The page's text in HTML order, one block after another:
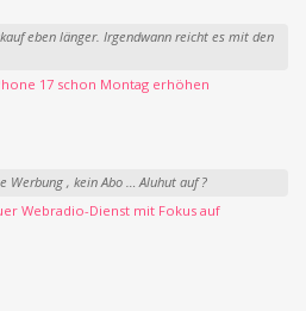
eben länger. Irgendwann reicht es mit den
17 schon Montag erhöhen
Werbung , kein Abo … Aluhut auf ?
Webradio-Dienst mit Fokus auf